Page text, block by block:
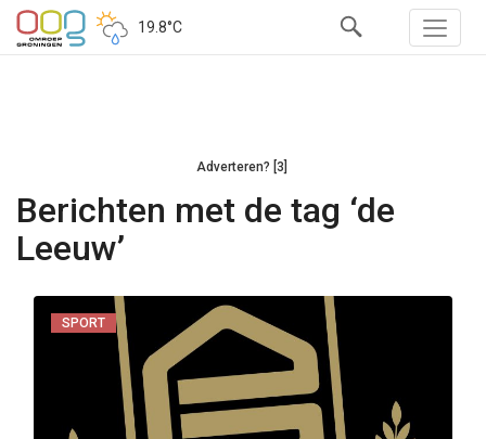
19.8°C
Adverteren? [3]
Berichten met de tag ‘de
Leeuw’
SPORT